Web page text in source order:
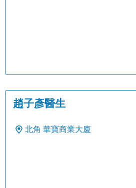
趙子彥醫生
北角 華寶商業大廈